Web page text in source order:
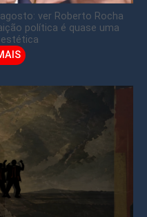
ver Roberto Rocha
política é quase uma
estética